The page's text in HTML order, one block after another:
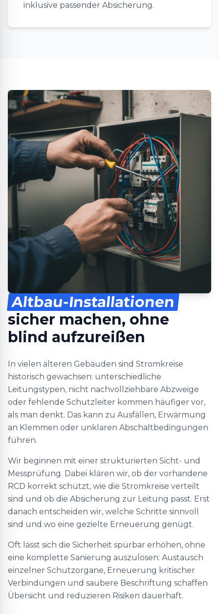
inklusive passender Absicherung.
Altbau-Installationen
sicher machen, ohne
blind aufzureißen
In vielen älteren Gebäuden sind Stromkreise
historisch gewachsen: unterschiedliche
Leitungstypen, nicht nachvollziehbare Abzweige
oder fehlende Schutzleiter kommen häufiger vor,
als man denkt. Das kann zu Ausfällen, Erwärmung
an Klemmen oder unklaren Abschaltbedingungen
führen.
Wir beginnen mit einer strukturierten Sicht- und
Messprüfung. Dabei klären wir, ob der vorhandene
RCD korrekt schützt, wie die Stromkreise verteilt
sind und ob die Absicherung zur Leitung passt. Erst
danach entscheiden wir, welche Schritte sinnvoll
sind und wo eine gezielte Erneuerung genügt.
Oft lässt sich die Sicherheit spürbar erhöhen, ohne
eine komplette Sanierung auszulösen: Austausch
einzelner Schutzorgane, Erneuerung kritischer
Verbindungen und saubere Beschriftung schaffen
Übersicht und reduzieren Risiken dauerhaft.